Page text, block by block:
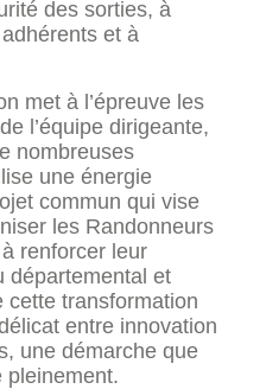
des sorties, à
adhérents et à
met à l’épreuve les
l’équipe dirigeante,
nombreuses
une énergie
commun qui vise
les Randonneurs
renforcer leur
départemental et
cette transformation
entre innovation
une démarche que
pleinement.